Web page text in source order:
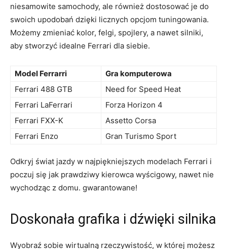
niesamowite samochody, ‌ale również‌ dostosować ⁤je do
swoich upodobań dzięki‍ licznych opcjom tuningowania.
Możemy ‍zmieniać​ kolor, felgi, spojlery,⁣ a⁤ nawet⁢ silniki, ​
aby ⁤stworzyć ​idealne Ferrari dla ‌siebie.
Model‌ Ferrarri
Gra komputerowa
Ferrari 488 GTB
Need ⁢for Speed Heat
Ferrari ​LaFerrari
Forza Horizon⁢ 4
Ferrari⁣ FXX-K
Assetto Corsa
Ferrari Enzo
Gran Turismo Sport
Odkryj świat ⁣jazdy w‌ najpiękniejszych⁤ modelach ⁢Ferrari i‌
poczuj się jak‍ prawdziwy kierowca‌ wyścigowy, nawet​ nie‌
wychodząc z‍ domu.‍ gwarantowane!
Doskonała grafika​ i dźwięki silnika
Wyobraź sobie‍ wirtualną rzeczywistość, w której możesz